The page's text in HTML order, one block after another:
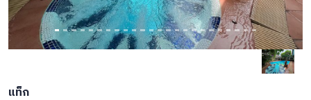
แท็ก